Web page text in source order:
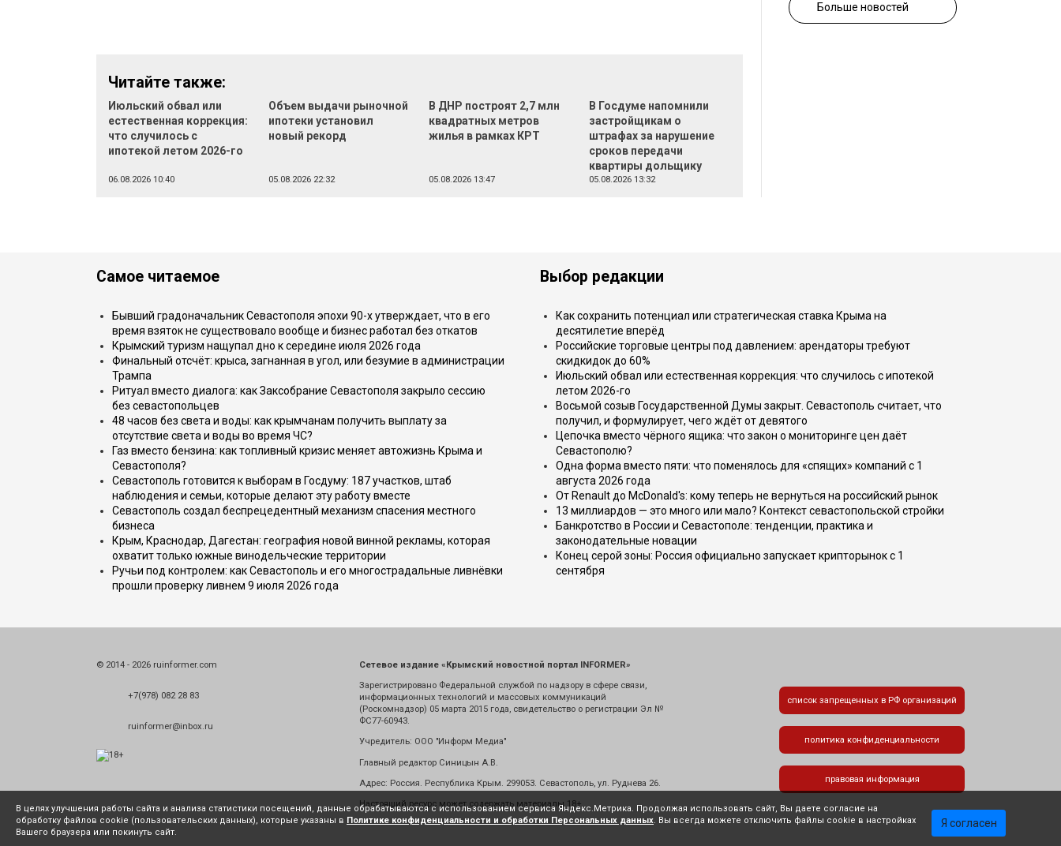
Читайте также:
Июльский обвал или
естественная коррекция:
что случилось с
ипотекой летом 2026-го
06.08.2026 10:40
Объем выдачи рыночной
ипотеки установил
новый рекорд
05.08.2026 22:32
В ДНР построят 2,7 млн
квадратных метров
жилья в рамках КРТ
05.08.2026 13:47
В Госдуме напомнили
застройщикам о
штрафах за нарушение
сроков передачи
квартиры дольщику
05.08.2026 13:32
Больше новостей
Самое читаемое
Бывший градоначальник Севастополя эпохи 90-х утверждает, что в его
время взяток не существовало вообще и бизнес работал без откатов
Крымский туризм нащупал дно к середине июля 2026 года
Финальный отсчёт: крыса, загнанная в угол, или безумие в администрации
Трампа
Ритуал вместо диалога: как Заксобрание Севастополя закрыло сессию
без севастопольцев
48 часов без света и воды: как крымчанам получить выплату за
отсутствие света и воды во время ЧС?
Газ вместо бензина: как топливный кризис меняет автожизнь Крыма и
Севастополя?
Севастополь готовится к выборам в Госдуму: 187 участков, штаб
наблюдения и семьи, которые делают эту работу вместе
Севастополь создал беспрецедентный механизм спасения местного
бизнеса
Крым, Краснодар, Дагестан: география новой винной рекламы, которая
охватит только южные винодельческие территории
Ручьи под контролем: как Севастополь и его многострадальные ливнёвки
прошли проверку ливнем 9 июля 2026 года
Выбор редакции
Как сохранить потенциал или стратегическая ставка Крыма на
десятилетие вперёд
Российские торговые центры под давлением: арендаторы требуют
скидкидок до 60%
Июльский обвал или естественная коррекция: что случилось с ипотекой
летом 2026-го
Восьмой созыв Государственной Думы закрыт. Севастополь считает, что
получил, и формулирует, чего ждёт от девятого
Цепочка вместо чёрного ящика: что закон о мониторинге цен даёт
Севастополю?
Одна форма вместо пяти: что поменялось для «спящих» компаний с 1
августа 2026 года
От Renault до McDonald's: кому теперь не вернуться на российский рынок
13 миллиардов — это много или мало? Контекст севастопольской стройки
Банкротство в России и Севастополе: тенденции, практика и
законодательные новации
Конец серой зоны: Россия официально запускает крипторынок с 1
сентября
© 2014 - 2026 ruinformer.com
+7(978) 082 28 83
ruinformer@inbox.ru
Сетевое издание «Крымский новостной портал INFORMER»
Зарегистрировано Федеральной службой по надзору в сфере связи,
информационных технологий и массовых коммуникаций
(Роскомнадзор) 05 марта 2015 года, свидетельство о регистрации Эл №
ФС77-60943.
Учредитель: ООО "Информ Медиа"
Главный редактор Синицын А.В.
Адрес: Россия. Республика Крым. 299053. Севастополь, ул. Руднева 26.
Настоящий ресурс может содержать материалы 18+
список запрещенных в РФ организаций
политика конфиденциальности
правовая информация
В целях улучшения работы сайта и анализа статистики посещений, данные обрабатываются с использованием сервиса Яндекс.Метрика. Продолжая использовать сайт, Вы даете согласие на
обработку файлов cookie (пользовательских данных), которые указаны в Политике конфиденциальности и обработки Персональных данных. Вы всегда можете отключить файлы cookie в настройках
Вашего браузера или покинуть сайт.
Я согласен